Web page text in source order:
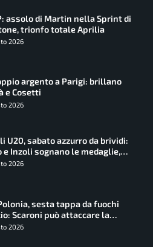
assolo di Martin nella Sprint di
trionfo totale Aprilia
2026
argento a Parigi: brillano
e Cosetti
2026
U20, sabato azzurro da brividi:
e Inzoli sognano le medaglie,
e Succo in finale
2026
sesta tappa da fuochi
Scaroni può attaccare la
Lemmen
2026